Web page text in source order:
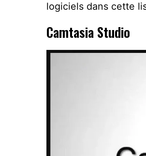
logiciels dans cette
Camtasia Studio